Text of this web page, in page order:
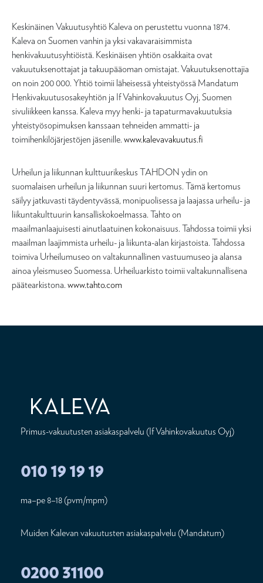
Keskinäinen Vakuutusyhtiö Kaleva on perustettu vuonna 1874.
Kaleva on Suomen vanhin ja yksi vakavaraisimmista
henkivakuutusyhtiöistä. Keskinäisen yhtiön osakkaita ovat
vakuutuksenottajat ja takuupääoman omistajat. Vakuutuksenottajia
on noin 200 000. Yhtiö toimii läheisessä yhteistyössä Mandatum
Henkivakuutusosakeyhtiön ja If Vahinkovakuutus Oyj, Suomen
sivuliikkeen kanssa. Kaleva myy henki- ja tapaturmavakuutuksia
yhteistyösopimuksen kanssaan tehneiden ammatti- ja
toimihenkilöjärjestöjen jäsenille. www.kalevavakuutus.fi
Urheilun ja liikunnan kulttuurikeskus TAHDON ydin on
suomalaisen urheilun ja liikunnan suuri kertomus. Tämä kertomus
säilyy jatkuvasti täydentyvässä, monipuolisessa ja laajassa urheilu- ja
liikuntakulttuurin kansalliskokoelmassa. Tahto on
maailmanlaajuisesti ainutlaatuinen kokonaisuus. Tahdossa toimii yksi
maailman laajimmista urheilu- ja liikunta-alan kirjastoista. Tahdossa
toimiva Urheilumuseo on valtakunnallinen vastuumuseo ja alansa
ainoa yleismuseo Suomessa. Urheiluarkisto toimii valtakunnallisena
päätearkistona. www.tahto.com
Primus-vakuutusten asiakaspalvelu (If Vahinkovakuutus Oyj)
010 19 19 19
ma–pe 8–18 (pvm/mpm)
Muiden Kalevan vakuutusten asiakaspalvelu (Mandatum)
0200 31100